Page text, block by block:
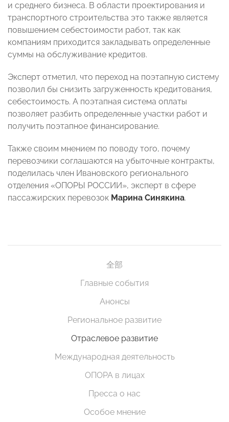
и среднего бизнеса. В области проектирования и
транспортного строительства это также является
повышением себестоимости работ, так как
компаниям приходится закладывать определенные
суммы на обслуживание кредитов.
Эксперт отметил, что переход на поэтапную систему
позволил бы снизить загруженность кредитования,
себестоимость. А поэтапная система оплаты
позволяет разбить определенные участки работ и
получить поэтапное финансирование.
Также своим мнением по поводу того, почему
перевозчики соглашаются на убыточные контракты,
поделилась член Ивановского регионального
отделения «ОПОРЫ РОССИИ», эксперт в сфере
пассажирских перевозок Марина Синякина.
全部
Главные события
Анонсы
Региональное развитие
Отраслевое развитие
Международная деятельность
ОПОРА в лицах
Пресса о нас
Особое мнение